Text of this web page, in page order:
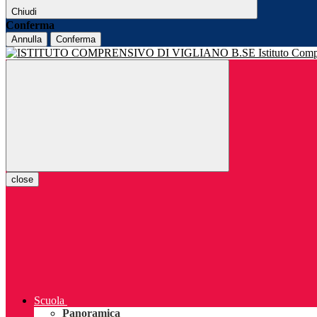
Chiudi
Conferma
Annulla Conferma
Istituto
close
Scuola
Panoramica